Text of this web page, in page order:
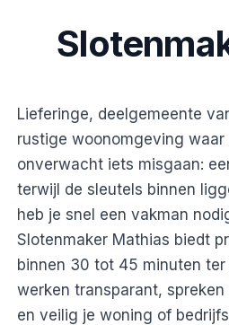
Lieferinge, deelgemeente
rustige woonomgeving
onverwacht iets misgaan:
terwijl de sleutels binnen
heb je snel een vakman
Slotenmaker Mathias biedt
binnen 30 tot 45 minuten
werken transparant,
en veilig je woning of